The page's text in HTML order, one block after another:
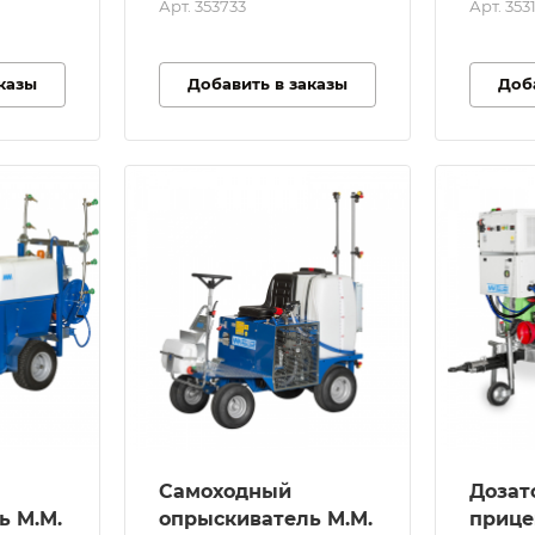
4-
момент
Арт. 353733
Добавить в заказы
86
Вес, кг
Объем топливного
бака, л
0.55
Марка двигателя
Honda
тактный
Серия
Арт.
M.M.
Самоходный
опрыскиватель M.M.